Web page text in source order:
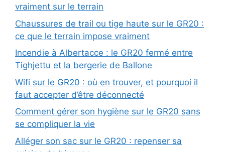
vraiment sur le terrain
Chaussures de trail ou tige haute sur le GR20 :
ce que le terrain impose vraiment
Incendie à Albertacce : le GR20 fermé entre
Tighjettu et la bergerie de Ballone
Wifi sur le GR20 : où en trouver, et pourquoi il
faut accepter d’être déconnecté
Comment gérer son hygiène sur le GR20 sans
se compliquer la vie
Alléger son sac sur le GR20 : repenser sa